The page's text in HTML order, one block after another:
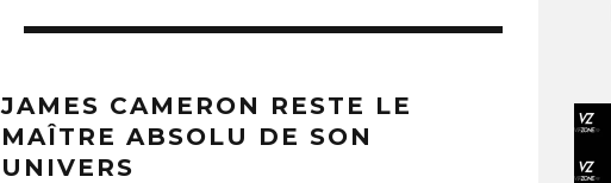
JAMES CAMERON RESTE LE
MAÎTRE ABSOLU DE SON
UNIVERS